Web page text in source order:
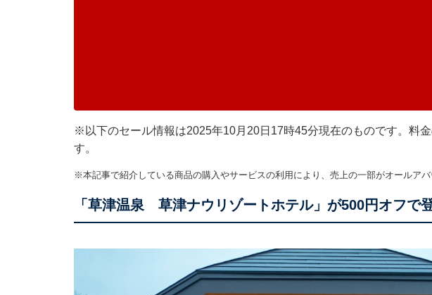
※以下のセール情報は2025年10月20日17時45分現在のものです。料
す。
※本記事で紹介している商品の購入やサービスの利用により、売上の一部がオールアバ
「草津温泉 草津ナウリゾートホテル」が500円オフで